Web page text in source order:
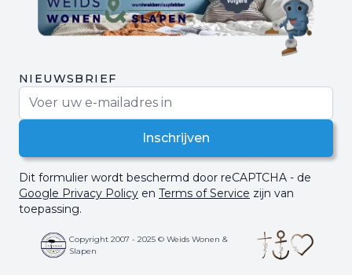
NIEUWSBRIEF
Inschrijven
Dit formulier wordt beschermd door reCAPTCHA - de
Google Privacy Policy en Terms of Service zijn van
toepassing.
Copyright 2007 - 2025 © Weids Wonen &
Slapen